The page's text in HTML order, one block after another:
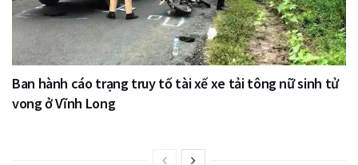
Ban hành cáo trạng truy tố tài xế xe tải tông nữ sinh tử
vong ở Vĩnh Long